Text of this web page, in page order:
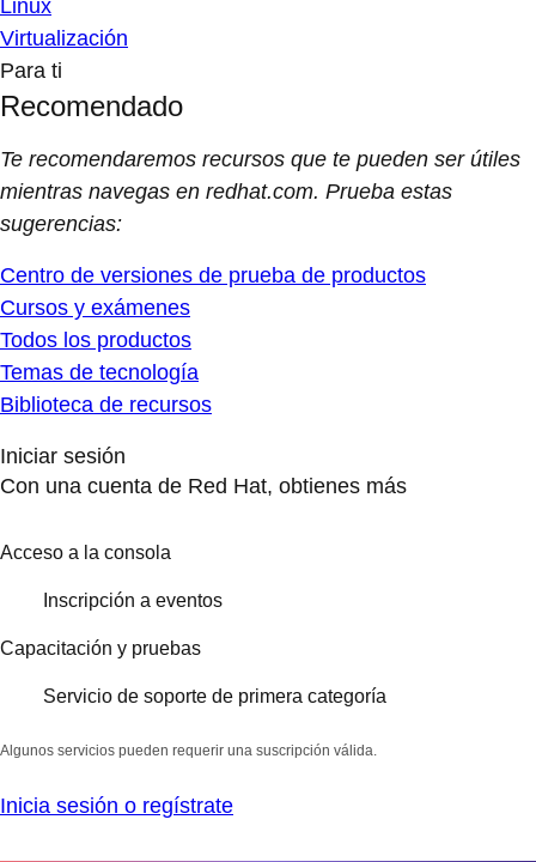
Linux
Virtualización
Para ti
Recomendado
Te recomendaremos recursos que te pueden ser útiles
mientras navegas en redhat.com. Prueba estas
sugerencias:
Centro de versiones de prueba de productos
Cursos y exámenes
Todos los productos
Temas de tecnología
Biblioteca de recursos
Iniciar sesión
Con una cuenta de Red Hat, obtienes más
Acceso a la consola
Inscripción a eventos
Capacitación y pruebas
Servicio de soporte de primera categoría
Algunos servicios pueden requerir una suscripción válida.
Inicia sesión o regístrate